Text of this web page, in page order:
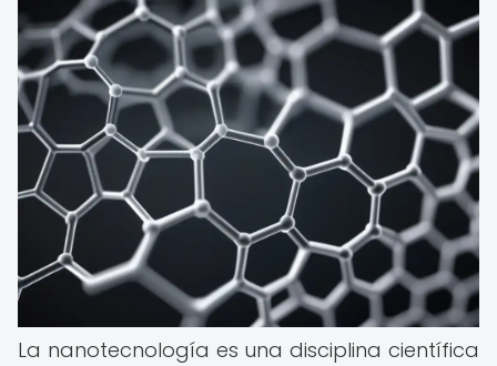
La nanotecnología es una disciplina científica